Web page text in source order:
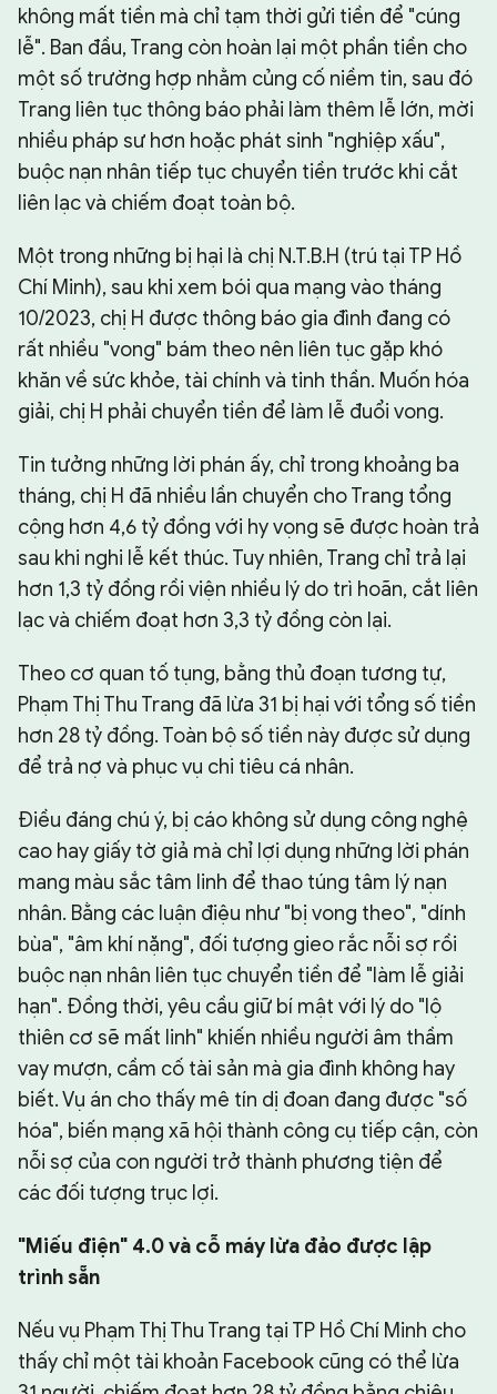
không mất tiền mà chỉ tạm thời gửi tiền để "cúng
lễ". Ban đầu, Trang còn hoàn lại một phần tiền cho
một số trường hợp nhằm củng cố niềm tin, sau đó
Trang liên tục thông báo phải làm thêm lễ lớn, mời
nhiều pháp sư hơn hoặc phát sinh "nghiệp xấu",
buộc nạn nhân tiếp tục chuyển tiền trước khi cắt
liên lạc và chiếm đoạt toàn bộ.
Một trong những bị hại là chị N.T.B.H (trú tại TP Hồ
Chí Minh), sau khi xem bói qua mạng vào tháng
10/2023, chị H được thông báo gia đình đang có
rất nhiều "vong" bám theo nên liên tục gặp khó
khăn về sức khỏe, tài chính và tinh thần. Muốn hóa
giải, chị H phải chuyển tiền để làm lễ đuổi vong.
Tin tưởng những lời phán ấy, chỉ trong khoảng ba
tháng, chị H đã nhiều lần chuyển cho Trang tổng
cộng hơn 4,6 tỷ đồng với hy vọng sẽ được hoàn trả
sau khi nghi lễ kết thúc. Tuy nhiên, Trang chỉ trả lại
hơn 1,3 tỷ đồng rồi viện nhiều lý do trì hoãn, cắt liên
lạc và chiếm đoạt hơn 3,3 tỷ đồng còn lại.
Theo cơ quan tố tụng, bằng thủ đoạn tương tự,
Phạm Thị Thu Trang đã lừa 31 bị hại với tổng số tiền
hơn 28 tỷ đồng. Toàn bộ số tiền này được sử dụng
để trả nợ và phục vụ chi tiêu cá nhân.
Điều đáng chú ý, bị cáo không sử dụng công nghệ
cao hay giấy tờ giả mà chỉ lợi dụng những lời phán
mang màu sắc tâm linh để thao túng tâm lý nạn
nhân. Bằng các luận điệu như "bị vong theo", "dính
bùa", "âm khí nặng", đối tượng gieo rắc nỗi sợ rồi
buộc nạn nhân liên tục chuyển tiền để "làm lễ giải
hạn". Đồng thời, yêu cầu giữ bí mật với lý do "lộ
thiên cơ sẽ mất linh" khiến nhiều người âm thầm
vay mượn, cầm cố tài sản mà gia đình không hay
biết. Vụ án cho thấy mê tín dị đoan đang được "số
hóa", biến mạng xã hội thành công cụ tiếp cận, còn
nỗi sợ của con người trở thành phương tiện để
các đối tượng trục lợi.
"Miếu điện" 4.0 và cỗ máy lừa đảo được lập
trình sẵn
Nếu vụ Phạm Thị Thu Trang tại TP Hồ Chí Minh cho
thấy chỉ một tài khoản Facebook cũng có thể lừa